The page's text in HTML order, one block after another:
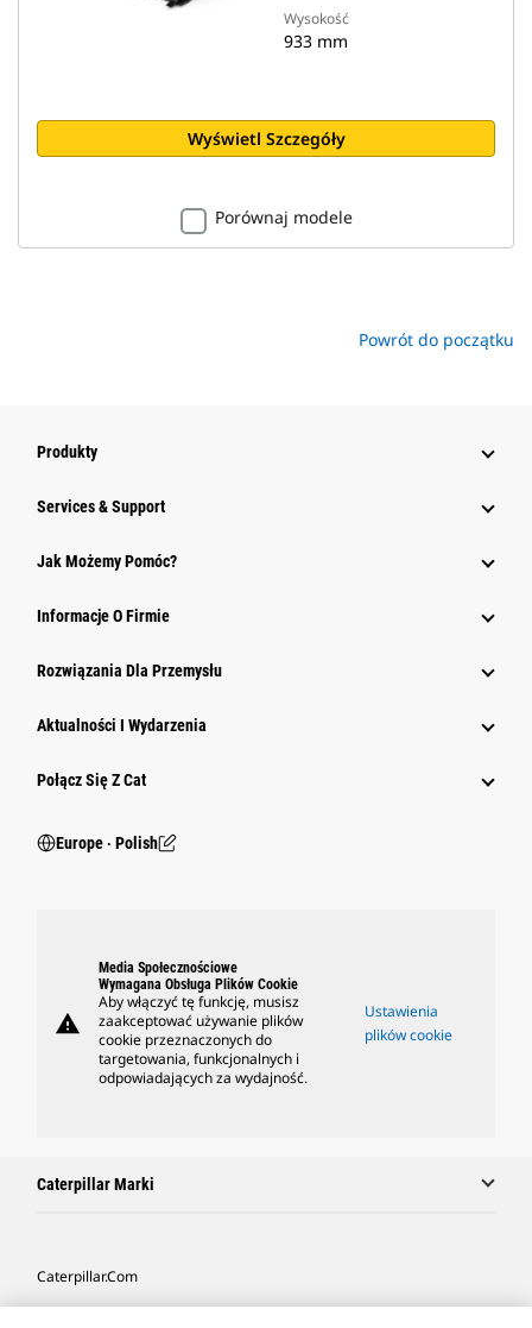
Wysokość
933 mm
Wyświetl Szczegóły
Porównaj modele
Powrót do początku
Produkty
Services & Support
Jak Możemy Pomóc?
Informacje O Firmie
Rozwiązania Dla Przemysłu
Aktualności I Wydarzenia
Połącz Się Z Cat
Europe ‧ Polish
warning
Media Społecznościowe
Wymagana Obsługa Plików Cookie
Aby włączyć tę funkcję, musisz
zaakceptować używanie plików
cookie przeznaczonych do
targetowania, funkcjonalnych i
odpowiadających za wydajność.
Ustawienia
plików cookie
Caterpillar Marki
Caterpillar.com